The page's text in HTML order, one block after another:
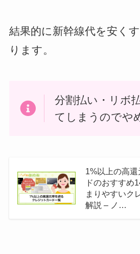
結果的に新幹線代を安く
ります。
分割払い・リボ
てしまうのでや
1%以上の高
ドのおすすめ
まりやすいク
解説 – ノ…